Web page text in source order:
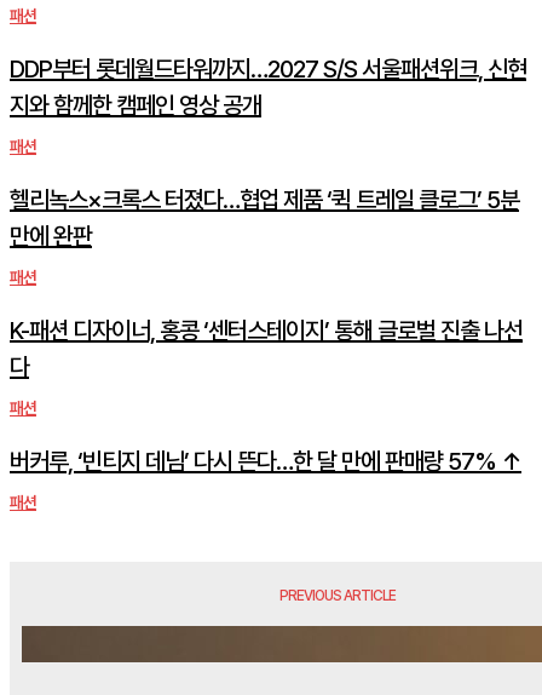
패션
DDP부터 롯데월드타워까지…2027 S/S 서울패션위크, 신현
지와 함께한 캠페인 영상 공개
패션
헬리녹스×크록스 터졌다…협업 제품 ‘퀵 트레일 클로그’ 5분
만에 완판
패션
K-패션 디자이너, 홍콩 ‘센터스테이지’ 통해 글로벌 진출 나선
다
패션
버커루, ‘빈티지 데님’ 다시 뜬다…한 달 만에 판매량 57% ↑
패션
PREVIOUS ARTICLE